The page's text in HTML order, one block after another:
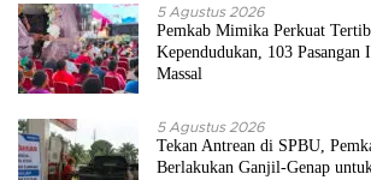
5 Agustus 2026
Pemkab Mimika Perkuat
Kependudukan, 103
Massal
5 Agustus 2026
Tekan Antrean di SPBU,
Berlakukan Ganjil-Genap